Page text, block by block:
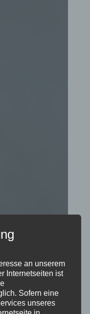
an unserem
Internetseiten ist
Sofern eine
unseres